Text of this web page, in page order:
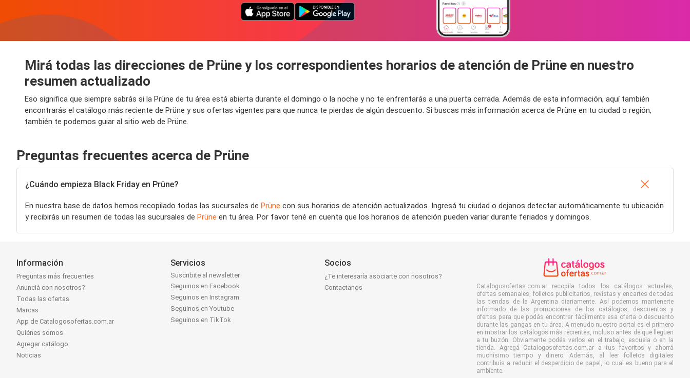
Mirá todas las direcciones de Prüne y los correspondientes horarios de atención de Prüne en nuestro
resumen actualizado
Eso significa que siempre sabrás si la Prüne de tu área está abierta durante el domingo o la noche y no te enfrentarás a una puerta cerrada. Además de esta información, aquí también
encontrarás el catálogo más reciente de Prüne y sus ofertas vigentes para que nunca te pierdas de algún descuento. Si buscas más información acerca de Prüne en tu ciudad o región,
también te podemos guiar al sitio web de Prüne.
Preguntas frecuentes acerca de Prüne
¿Cuándo empieza Black Friday en Prüne?
En nuestra base de datos hemos recopilado todas las sucursales de Prüne con sus horarios de atención actualizados. Ingresá tu ciudad o dejanos detectar automáticamente tu ubicación
y recibirás un resumen de todas las sucursales de Prüne en tu área. Por favor tené en cuenta que los horarios de atención pueden variar durante feriados y domingos.
Información
Preguntas más frecuentes
Anunciá con nosotros?
Todas las ofertas
Marcas
App de Catalogosofertas.com.ar
Quiénes somos
Agregar catálogo
Noticias
Servicios
Suscribite al newsletter
Seguinos en Facebook
Seguinos en Instagram
Seguinos en Youtube
Seguinos en TikTok
Socios
¿Te interesaría asociarte con nosotros?
Contactanos
Catalogosofertas.com.ar recopila todos los catálogos actuales,
ofertas semanales, folletos publicitarios, revistas y encartes de todas
las tiendas de la Argentina diariamente. Así podemos mantenerte
informado de las promociones de los catálogos, descuentos y
ofertas para que podás encontrar fácilmente esa oferta o descuento
durante las gangas en tu área. A menudo nuestro portal es el primero
en mostrar los catálogos más recientes, incluso antes de que lleguen
a tu buzón. Obviamente podés verlos en el trabajo, escuela o en la
tienda. Agregá Catalogosofertas.com.ar a tus favoritos y ahorrá
muchísimo tiempo y dinero. Además, al leer folletos digitales
contribuís a reducir el desperdicio de papel, lo cual es bueno para el
ambiente.